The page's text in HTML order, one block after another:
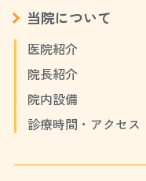
当院について
医院紹介
院長紹介
院内設備
診療時間・アクセス